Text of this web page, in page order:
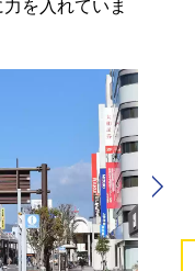
を入れていま